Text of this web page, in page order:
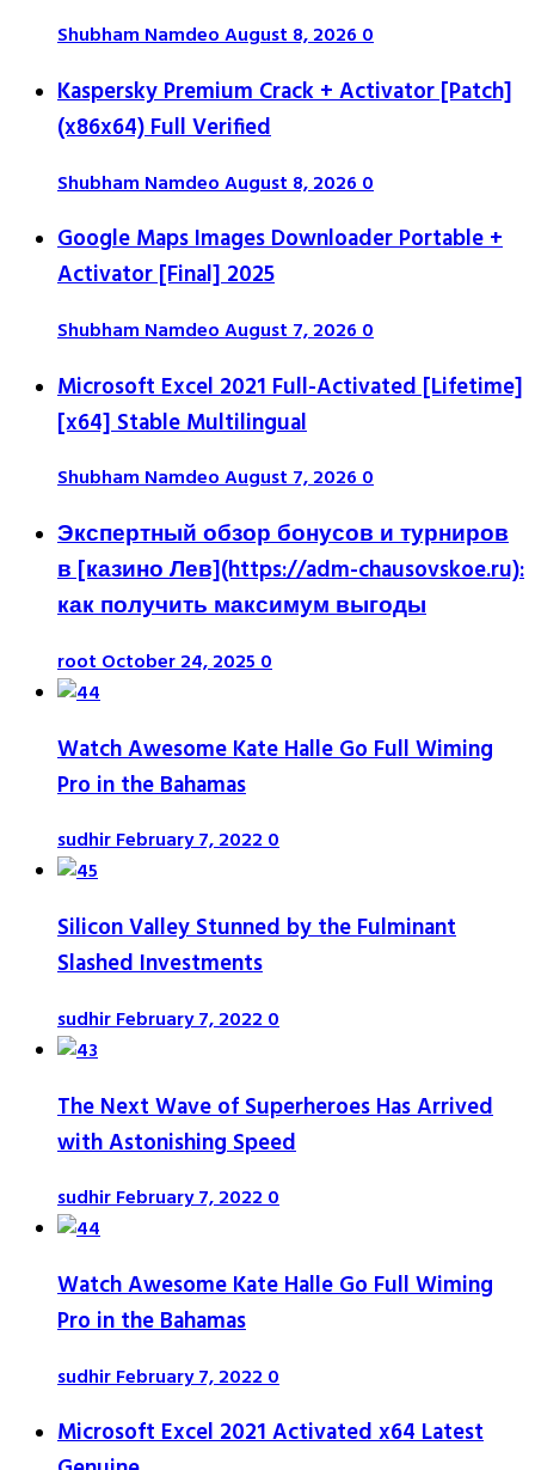
Shubham NamdeoAugust 8, 20260
Kaspersky Premium Crack + Activator [Patch]
(x86x64) Full Verified
Shubham NamdeoAugust 8, 20260
Google Maps Images Downloader Portable +
Activator [Final] 2025
Shubham NamdeoAugust 7, 20260
Microsoft Excel 2021 Full-Activated [Lifetime]
[x64] Stable Multilingual
Shubham NamdeoAugust 7, 20260
Экспертный обзор бонусов и турниров
в [казино Лев](https://adm-chausovskoe.ru):
как получить максимум выгоды
rootOctober 24, 20250
Watch Awesome Kate Halle Go Full Wiming
Pro in the Bahamas
sudhirFebruary 7, 20220
Silicon Valley Stunned by the Fulminant
Slashed Investments
sudhirFebruary 7, 20220
The Next Wave of Superheroes Has Arrived
with Astonishing Speed
sudhirFebruary 7, 20220
Watch Awesome Kate Halle Go Full Wiming
Pro in the Bahamas
sudhirFebruary 7, 20220
Microsoft Excel 2021 Activated x64 Latest